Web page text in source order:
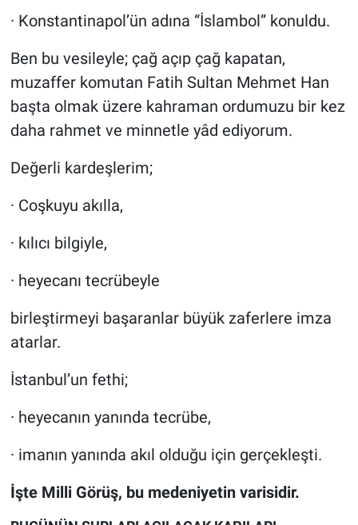
· Konstantinapol’ün adına “İslambol” konuldu.
Ben bu vesileyle; çağ açıp çağ kapatan,
muzaffer komutan Fatih Sultan Mehmet Han
başta olmak üzere kahraman ordumuzu bir kez
daha rahmet ve minnetle yâd ediyorum.
Değerli kardeşlerim;
· Coşkuyu akılla,
· kılıcı bilgiyle,
· heyecanı tecrübeyle
birleştirmeyi başaranlar büyük zaferlere imza
atarlar.
İstanbul’un fethi;
· heyecanın yanında tecrübe,
· imanın yanında akıl olduğu için gerçekleşti.
İşte Milli Görüş, bu medeniyetin varisidir.